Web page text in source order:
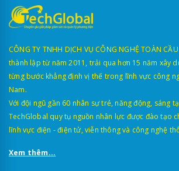
CÔNG TY TNHH DỊCH VỤ CÔNG NGHỆ TOÀN
thành lập từ năm 2011, trải qua hơn 15 năm xây
từng bước khẳng định vị thế trong lĩnh vực công
Nam.
Với đội ngũ gần 60 nhân sự trẻ, năng động, sáng
TechGlobal quy tụ nguồn nhân lực được đào tạo
lĩnh vực điện - điện tử, viễn thông và công nghệ
Xem thêm...